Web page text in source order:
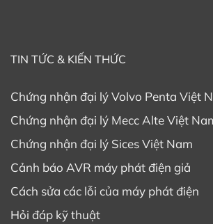
TIN TỨC & KIẾN THỨC
Chứng nhận đại lý Volvo Penta Việt
Chứng nhận đại lý Mecc Alte Việt
Chứng nhận đại lý Sices Việt Nam
Cảnh báo AVR máy phát điện giả
Cách sửa các lỗi của máy phát điện
Hỏi đáp kỹ thuật